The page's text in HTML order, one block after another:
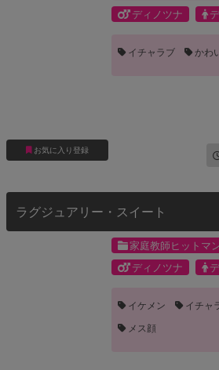
お気に入り登録
ディノツナ
イチャラブ かわ
ラグジュアリー・スイート
家庭教師ヒットマ
ディノツナ
イケメン イチャ
メス顔